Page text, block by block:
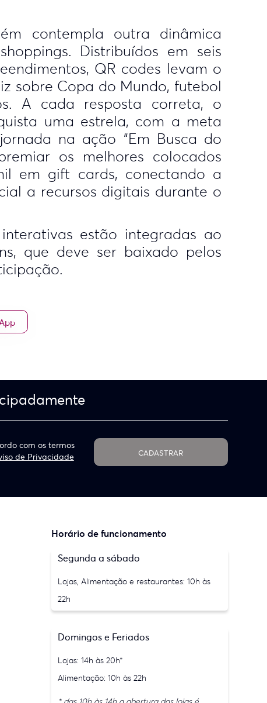
contempla outra dinâmica
Distribuídos em seis
QR codes levam o
sobre Copa do Mundo, futebol
A cada resposta correta, o
uma estrela, com a meta
na ação “Em Busca do
os melhores colocados
em gift cards, conectando a
a recursos digitais durante o
estão integradas ao
que deve ser baixado pelos
com os termos
de Privacidade CADASTRAR
Horário de funcionamento
Segunda a sábado
Lojas, Alimentação e restaurantes: 10h às
22h
Domingos e Feriados
Lojas: 14h às 20h*
Alimentação: 10h às 22h